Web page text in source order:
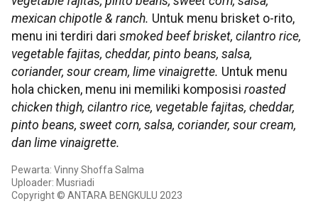
mexican chipotle & ranch. Untuk menu brisket o-rito,
menu ini terdiri dari smoked beef brisket, cilantro rice,
vegetable fajitas, cheddar, pinto beans, salsa,
coriander, sour cream, lime vinaigrette. Untuk menu
hola chicken, menu ini memiliki komposisi roasted
chicken thigh, cilantro rice, vegetable fajitas, cheddar,
pinto beans, sweet corn, salsa, coriander, sour cream,
dan lime vinaigrette.
Pewarta: Vinny Shoffa Salma
Uploader: Musriadi
Copyright © ANTARA BENGKULU 2023